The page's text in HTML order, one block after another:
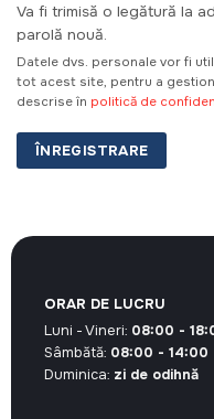
Va fi trimisă o legătură la
parolă nouă.
Datele dvs. personale vor fi
tot acest site, pentru a
descrise în politică de
ÎNREGISTRARE
ORAR DE LUCRU
Luni - Vineri: 08:00 -
Sâmbătă: 08:00 - 14:00
Duminica: zi de odihnă